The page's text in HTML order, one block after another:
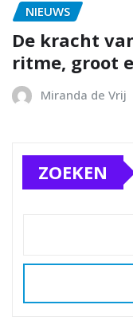
NIEUWS
De kracht
ritme, groot
Miranda de Vrij
ZOEKEN